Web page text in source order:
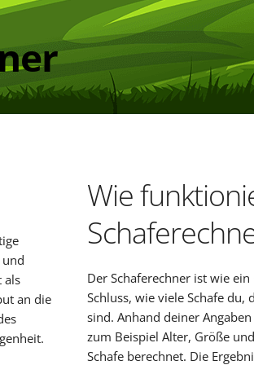
als
an die
Wie
Der Schaferechner ist wie
Schluss, wie viele Schafe
sind. Anhand deiner
zum Beispiel Alter, Größe
Schafe berechnet. Die